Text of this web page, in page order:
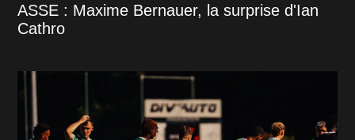
ASSE : Maxime Bernauer, la surprise d'Ian
Cathro